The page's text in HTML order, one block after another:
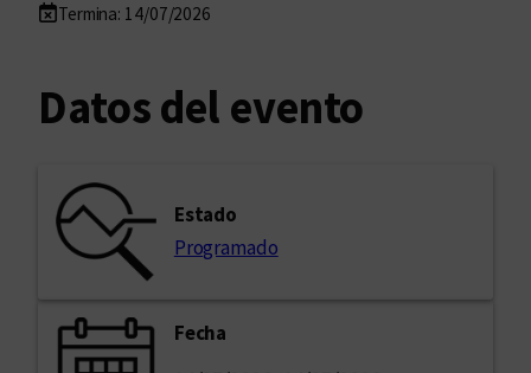
Termina: 14/07/2026
Datos del evento
Estado
Programado
Fecha